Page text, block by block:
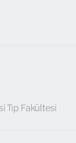
Tıp Fakültesi